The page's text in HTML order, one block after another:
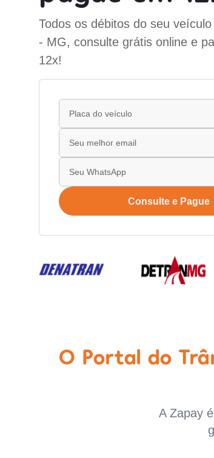
Todos os débitos do seu
- MG, consulte grátis online e
12x!
Consulte e Pague
O Portal do
A Zapay